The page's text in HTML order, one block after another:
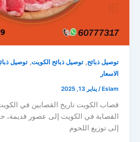
توصيل ذبائح,توصيل ذبائح الكويت,توصيل
الاسعار
Eslam
/يناير 13, 2025
قصاب الكويت تاريخ القصابين في
القصابة في الكويت إلى عصور قديمة،
إلى توزيع اللحوم